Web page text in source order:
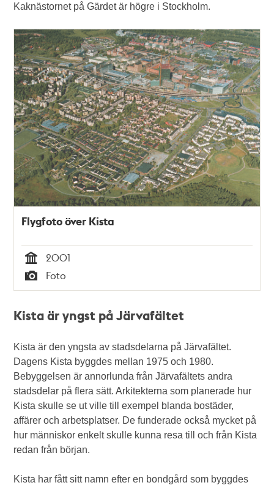
Kaknästornet på Gärdet är högre i Stockholm.
Flygfoto över Kista
Tid
2001
Typ
Foto
Kista är yngst på Järvafältet
Kista är den yngsta av stadsdelarna på Järvafältet.
Dagens Kista byggdes mellan 1975 och 1980.
Bebyggelsen är annorlunda från Järvafältets andra
stadsdelar på flera sätt. Arkitekterna som planerade hur
Kista skulle se ut ville till exempel blanda bostäder,
affärer och arbetsplatser. De funderade också mycket på
hur människor enkelt skulle kunna resa till och från Kista
redan från början.
Kista har fått sitt namn efter en bondgård som byggdes